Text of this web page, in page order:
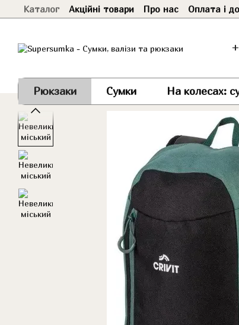
Перейти до основного контенту
Каталог Акційні товари Про нас Оплата і
Рюкзаки Сумки На колесах: